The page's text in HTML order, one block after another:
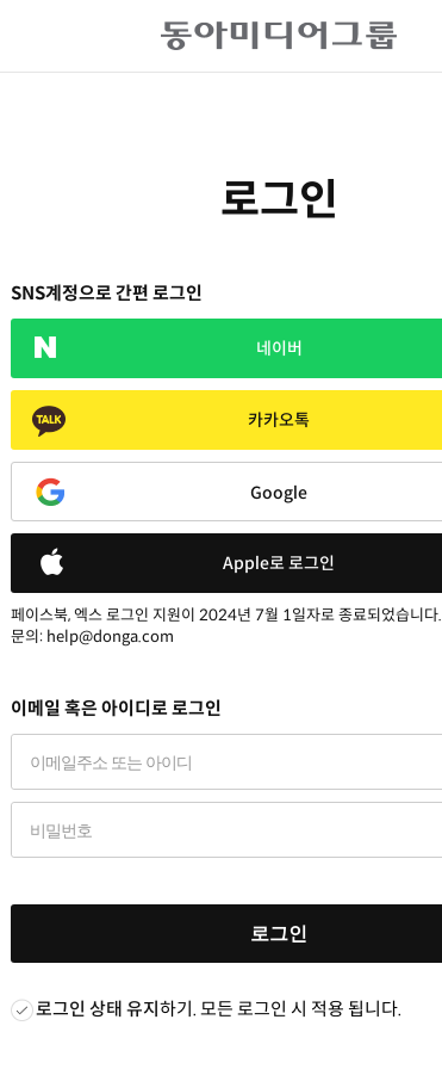
로그인
SNS계정으로 간편 로그인
네이버
카카오톡
Google
Apple로 로그인
페이스북, 엑스 로그인 지원이 2024년 7월 1일자로 종료되었습니다.
문의: help@donga.com
이메일 혹은 아이디로 로그인
로그인
로그인 상태 유지하기. 모든 로그인 시 적용 됩니다.